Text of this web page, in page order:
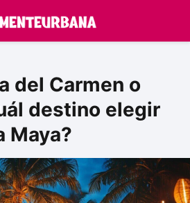
del Carmen o
destino elegir
Maya?